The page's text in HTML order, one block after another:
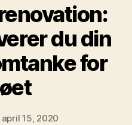
du din
for
april 15, 2020